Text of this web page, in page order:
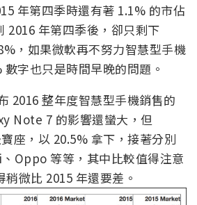
年第四季時還有著 1.1% 的市佔
2016 年第四季後，卻只剩下
，如果微軟再不努力智慧型手機
字也只是時間早晚的問題。
2016 整年度智慧型手機銷售的
Note 7 的影響還蠻大，但
座，以 20.5% 拿下，接著分別
Oppo 等等，其中比較值得注意
微比 2015 年還要差。